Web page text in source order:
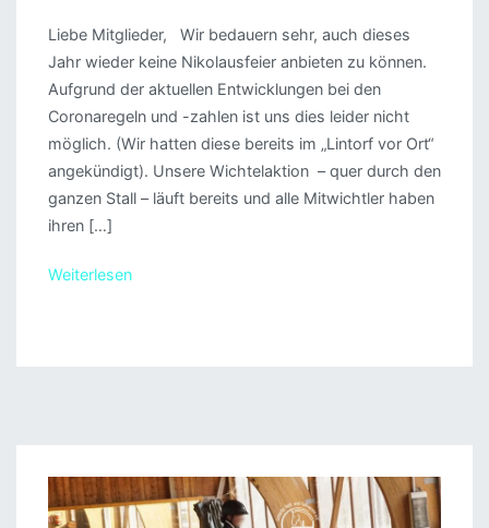
Liebe Mitglieder, Wir bedauern sehr, auch dieses
Jahr wieder keine Nikolausfeier anbieten zu können.
Aufgrund der aktuellen Entwicklungen bei den
Coronaregeln und -zahlen ist uns dies leider nicht
möglich. (Wir hatten diese bereits im „Lintorf vor Ort“
angekündigt). Unsere Wichtelaktion – quer durch den
ganzen Stall – läuft bereits und alle Mitwichtler haben
ihren […]
Weiterlesen